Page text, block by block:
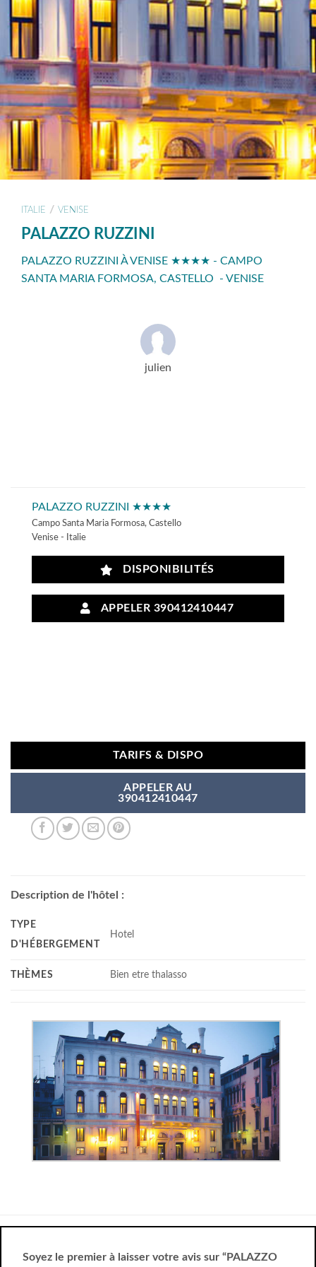
ITALIE / VENISE
PALAZZO RUZZINI
PALAZZO RUZZINI À VENISE ★★★★ - CAMPO
SANTA MARIA FORMOSA, CASTELLO - VENISE
julien
PALAZZO RUZZINI ★★★★
Campo Santa Maria Formosa, Castello
Venise - Italie
DISPONIBILITÉS
APPELER 390412410447
TARIFS & DISPO
APPELER AU
390412410447
Description de l'hôtel :
TYPE
D'HÉBERGEMENT
Hotel
THÈMES Bien etre thalasso
Soyez le premier à laisser votre avis sur “PALAZZO